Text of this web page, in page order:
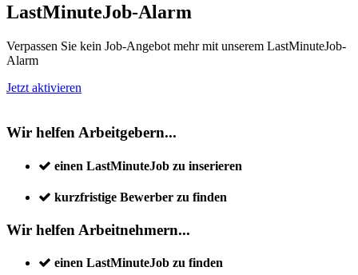
LastMinuteJob-Alarm
Verpassen Sie kein Job-Angebot mehr mit unserem LastMinuteJob-
Alarm
Jetzt aktivieren
Wir helfen Arbeitgebern...
einen LastMinuteJob zu inserieren
kurzfristige Bewerber zu finden
Wir helfen Arbeitnehmern...
einen LastMinuteJob zu finden